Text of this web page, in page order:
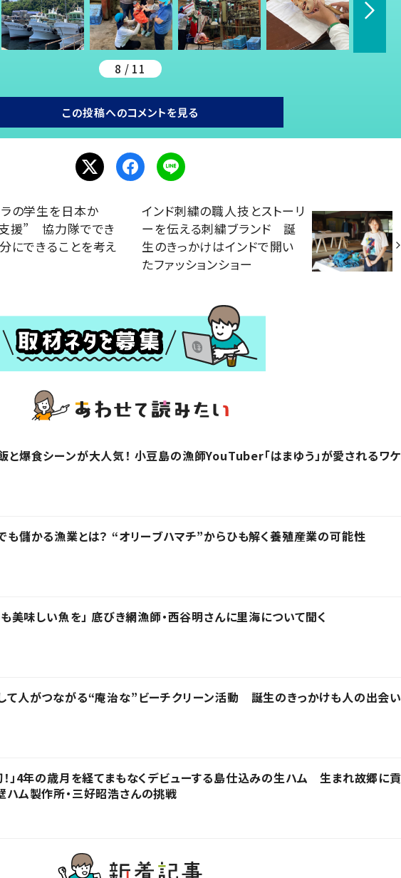
8 / 11
この投稿へのコメントを見る
の学生を日本か
援” 協力隊ででき
にできることを考え
インド刺繍の職人技とストーリ
ーを伝える刺繍ブランド 誕
生のきっかけはインドで開い
たファッションショー
と爆食シーンが大人気！ 小豆島の漁師YouTuber「はまゆう」が愛されるワケ
も儲かる漁業とは？ “オリーブハマチ”からひも解く養殖産業の可能性
美味しい魚を」 底びき網漁師・西谷明さんに里海について聞く
て人がつながる“庵治な”ビーチクリーン活動 誕生のきっかけも人の出会い
！」4年の歳月を経てまもなくデビューする島仕込みの生ハム 生まれ故郷に貢
ハム製作所・三好昭浩さんの挑戦